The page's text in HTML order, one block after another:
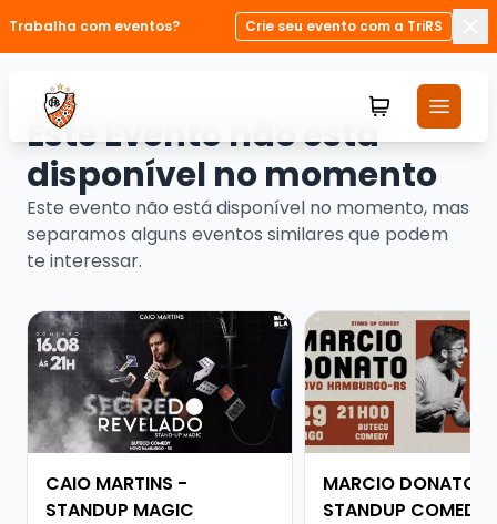
Trabalha com eventos?
Crie seu evento com a TriRS
Este Evento não está
disponível no momento
Este evento não está disponível no momento, mas
separamos alguns eventos similares que podem
te interessar.
Veja mais sobre CAIO MARTINS - STANDUP MAGIC
CAIO MARTINS -
STANDUP MAGIC
Veja mais sobre
MARCIO DONATO -
STANDUP COMEDY